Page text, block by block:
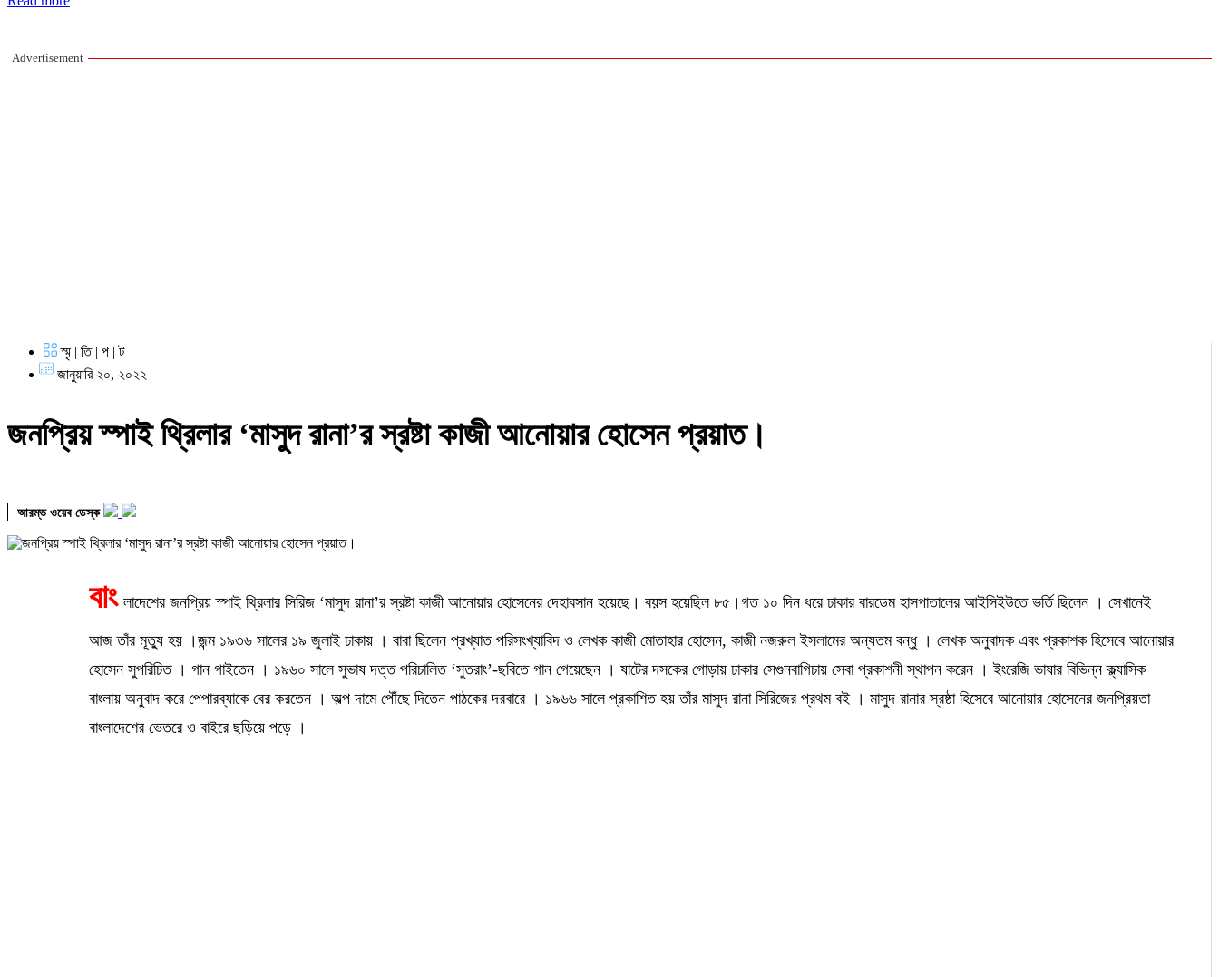
Advertisement
স্মৃ | তি | প | ট
জানুয়ারি ২০, ২০২২
জনপ্রিয় স্পাই থ্রিলার ‘মাসুদ রানা’র স্রষ্টা কাজী আনোয়ার হোসেন প্রয়াত।
আরম্ভ ওয়েব ডেস্ক
বাং লাদেশের জনপ্রিয় স্পাই থ্রিলার সিরিজ ‘মাসুদ রানা’র স্রষ্টা কাজী আনোয়ার হোসেনের দেহাবসান হয়েছে। বয়স হয়েছিল ৮৫।গত ১০ দিন ধরে ঢাকার বারডেম হাসপাতালের আইসিইউতে ভর্তি ছিলেন । সেখানেই
আজ তাঁর মূত্যু হয় ।জন্ম ১৯৩৬ সালের ১৯ জুলাই ঢাকায় । বাবা ছিলেন প্রখ্যাত পরিসংখ্যাবিদ ও লেখক কাজী মোতাহার হোসেন, কাজী নজরুল ইসলামের অন্যতম বন্ধু । লেখক অনুবাদক এবং প্রকাশক হিসেবে আনোয়ার
হোসেন সুপরিচিত । গান গাইতেন । ১৯৬০ সালে সুভাষ দত্ত পরিচালিত ‘সুতরাং’-ছবিতে গান গেয়েছেন । ষাটের দসকের গোড়ায় ঢাকার সেগুনবাগিচায় সেবা প্রকাশনী স্থাপন করেন । ইংরেজি ভাষার বিভিন্ন ক্ল্যাসিক
বাংলায় অনুবাদ করে পেপারব্যাকে বের করতেন । অল্প দামে পৌঁছে দিতেন পাঠকের দরবারে । ১৯৬৬ সালে প্রকাশিত হয় তাঁর মাসুদ রানা সিরিজের প্রথম বই । মাসুদ রানার স্রষ্ঠা হিসেবে আনোয়ার হোসেনের জনপ্রিয়তা
বাংলাদেশের ভেতরে ও বাইরে ছড়িয়ে পড়ে ।